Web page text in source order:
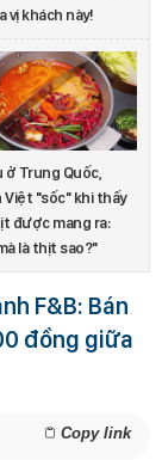
vị khách này!
ở Trung Quốc,
Việt "sốc" khi thấy
được mang ra:
là thịt sao?"
F&B: Bán
đồng giữa
Copy link